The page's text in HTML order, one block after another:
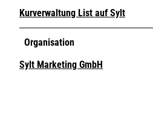
Kurverwaltung List auf Sylt
Organisation
Sylt Marketing GmbH